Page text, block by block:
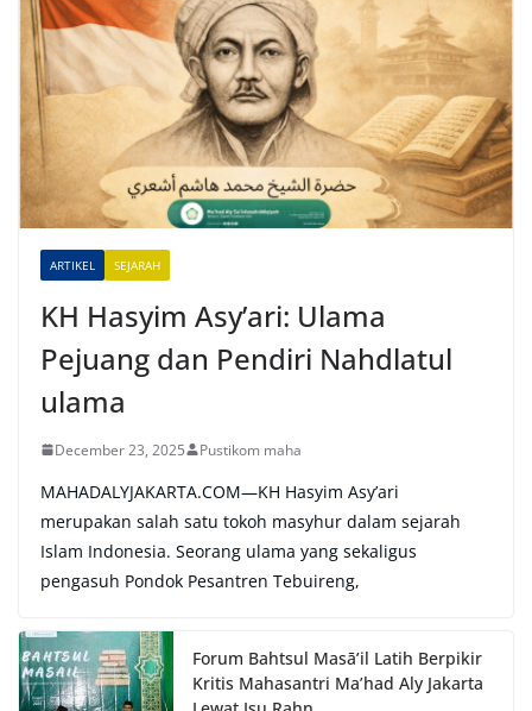
t
v
ARTIKEL SEJARAH
KH Hasyim Asy’ari: Ulama
Pejuang dan Pendiri Nahdlatul
ulama
December 23, 2025 Pustikom maha
MAHADALYJAKARTA.COM—KH Hasyim Asy’ari
merupakan salah satu tokoh masyhur dalam sejarah
Islam Indonesia. Seorang ulama yang sekaligus
pengasuh Pondok Pesantren Tebuireng,
Forum Bahtsul Masā’il Latih Berpikir
Kritis Mahasantri Ma’had Aly Jakarta